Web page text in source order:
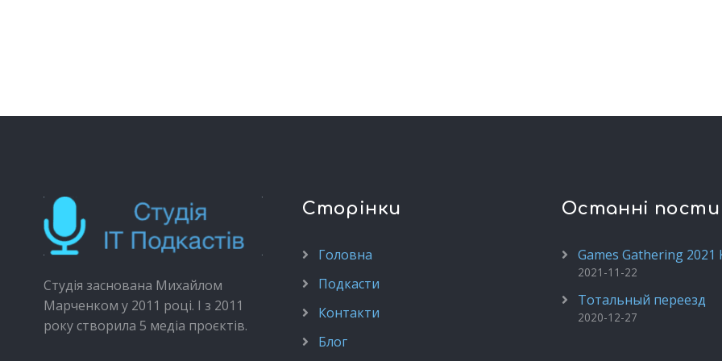
Студія заснована Михайлом
Марченком у 2011 році. І з 2011
року створила 5 медіа проєктів.
Сторінки
Головна
Подкасти
Контакти
Блог
Останні пости
Games Gathering 2021
2021-11-22
Тотальный переезд
2020-12-27